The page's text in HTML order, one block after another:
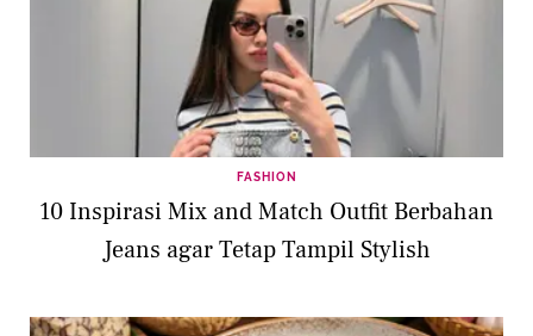
FASHION
10 Inspirasi Mix and Match Outfit Berbahan
Jeans agar Tetap Tampil Stylish